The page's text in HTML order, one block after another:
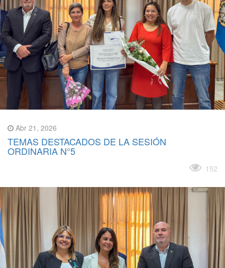
Abr 21, 2026
TEMAS DESTACADOS DE LA SESIÓN
ORDINARIA N°5
152